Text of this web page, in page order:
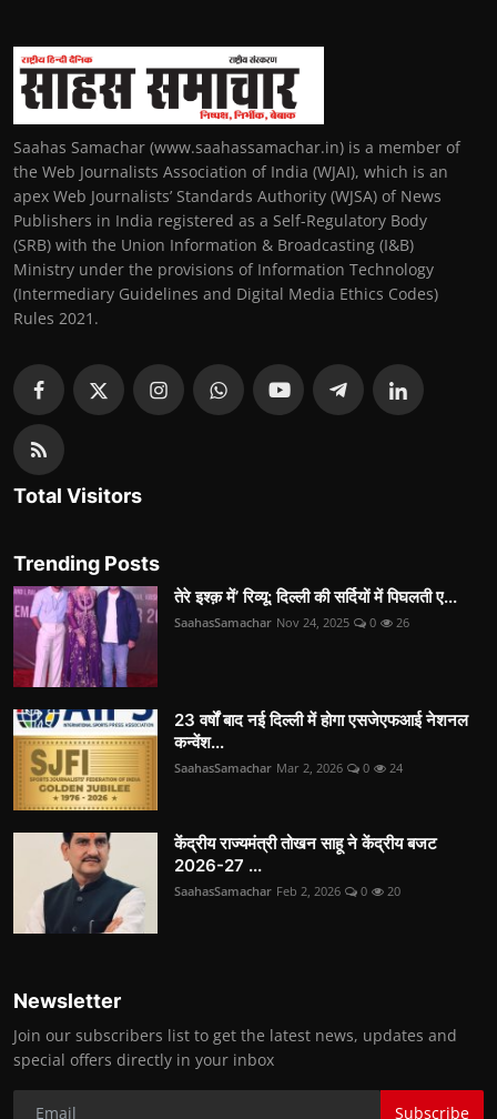
Saahas Samachar (www.saahassamachar.in) is a member of
the Web Journalists Association of India (WJAI), which is an
apex Web Journalists’ Standards Authority (WJSA) of News
Publishers in India registered as a Self-Regulatory Body
(SRB) with the Union Information & Broadcasting (I&B)
Ministry under the provisions of Information Technology
(Intermediary Guidelines and Digital Media Ethics Codes)
Rules 2021.
Total Visitors
Trending Posts
तेरे इश्क़ में’ रिव्यू: दिल्ली की सर्दियों में पिघलती ए...
SaahasSamachar Nov 24, 2025 0 26
23 वर्षों बाद नई दिल्ली में होगा एसजेएफआई नेशनल
कन्वेंश...
SaahasSamachar Mar 2, 2026 0 24
केंद्रीय राज्यमंत्री तोखन साहू ने केंद्रीय बजट
2026-27 ...
SaahasSamachar Feb 2, 2026 0 20
Newsletter
Join our subscribers list to get the latest news, updates and
special offers directly in your inbox
Subscribe